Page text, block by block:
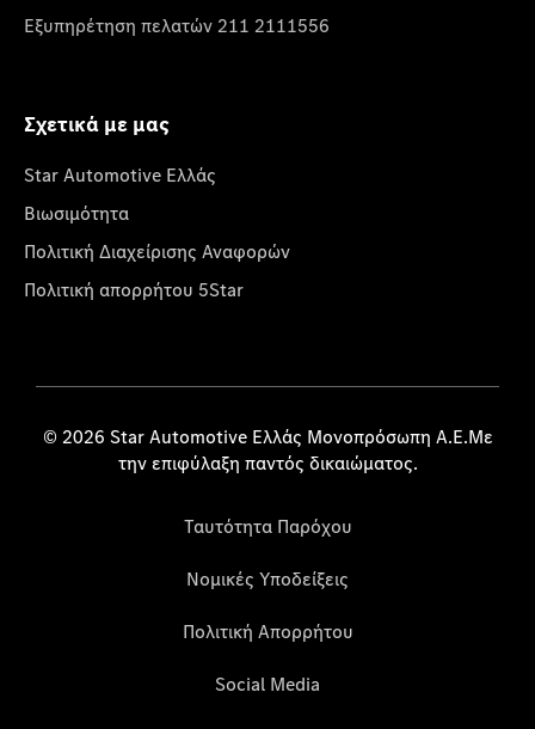
Εξυπηρέτηση πελατών 211 2111556
Σχετικά με μας
Star Automotive Ελλάς
Βιωσιμότητα
Πολιτική Διαχείρισης Αναφορών
Πολιτική απορρήτου 5Star
© 2026 Star Automotive Ελλάς Μονοπρόσωπη Α.Ε.Με
την επιφύλαξη παντός δικαιώματος.
Ταυτότητα Παρόχου
Νομικές Υποδείξεις
Πολιτική Απορρήτου
Social Media